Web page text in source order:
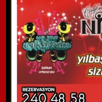
Hemen Arayın
Detaylı Bilgi Alın